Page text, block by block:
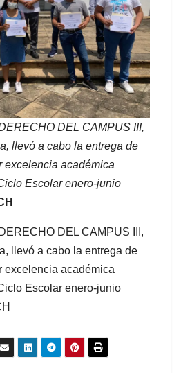
DEL CAMPUS III,
llevó a cabo la entrega de
excelencia académica
Escolar enero-junio
DEL CAMPUS III,
llevó a cabo la entrega de
excelencia académica
Escolar enero-junio